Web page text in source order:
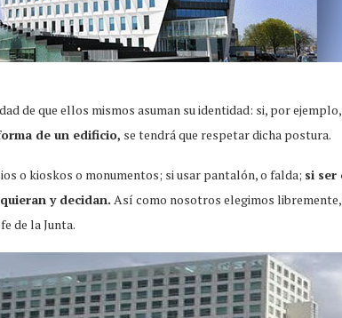
de que ellos mismos asuman su identidad: si, por
de un edificio, se tendrá que respetar dicha postura.
o kioskos o monumentos; si usar pantalón, o falda; si ser
y decidan. Así como nosotros elegimos
de la Junta.